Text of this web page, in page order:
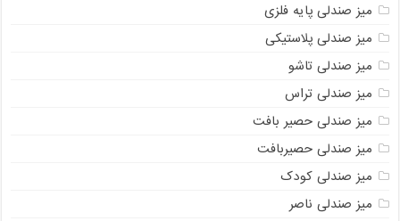
میز صندلی پایه فلزی
میز صندلی پلاستیکی
میز صندلی تاشو
میز صندلی تراس
میز صندلی حصیر بافت
میز صندلی حصیربافت
میز صندلی کودک
میز صندلی ناصر